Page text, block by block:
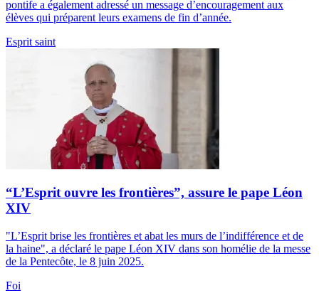
pontife a également adressé un message d’encouragement aux
élèves qui préparent leurs examens de fin d’année.
Esprit saint
“L’Esprit ouvre les frontières”, assure le pape Léon
XIV
"L’Esprit brise les frontières et abat les murs de l’indifférence et de
la haine", a déclaré le pape Léon XIV dans son homélie de la messe
de la Pentecôte, le 8 juin 2025.
Foi